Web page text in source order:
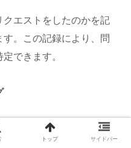
エストをしたのかを記
。この記録により、問
できます。
異常をリアルタイムで
期しない問題が生じた
トップ サイドバー